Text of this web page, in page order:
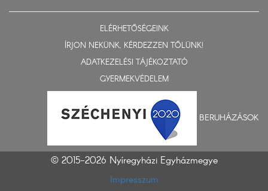
ELÉRHETŐSÉGEINK
ÍRJON NEKÜNK, KÉRDEZZEN TŐLÜNK!
ADATKEZELÉSI TÁJÉKOZTATÓ
GYERMEKVÉDELEM
BERUHÁZÁSOK
© 2015-2026 Nyíregyházi Egyházmegye
Impresszum